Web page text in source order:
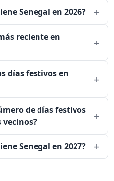
Senegal en 2026?
reciente en
días festivos en
de días festivos
vecinos?
Senegal en 2027?